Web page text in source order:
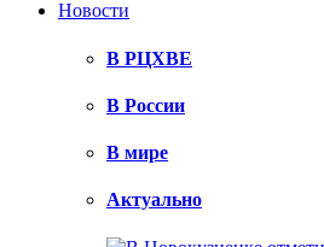
Новости
В РЦХВЕ
В России
В мире
Актуально